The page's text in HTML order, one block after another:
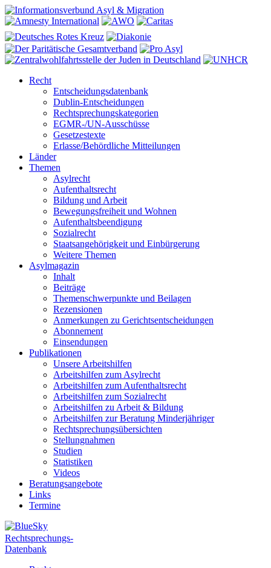
Recht
Entscheidungsdatenbank
Dublin-Entscheidungen
Rechtsprechungskategorien
EGMR-/UN-Ausschüsse
Gesetzestexte
Erlasse/Behördliche Mitteilungen
Länder
Themen
Asylrecht
Aufenthaltsrecht
Bildung und Arbeit
Bewegungsfreiheit und Wohnen
Aufenthaltsbeendigung
Sozialrecht
Staatsangehörigkeit und Einbürgerung
Weitere Themen
Asylmagazin
Inhalt
Beiträge
Themenschwerpunkte und Beilagen
Rezensionen
Anmerkungen zu Gerichtsentscheidungen
Abonnement
Einsendungen
Publikationen
Unsere Arbeitshilfen
Arbeitshilfen zum Asylrecht
Arbeitshilfen zum Aufenthaltsrecht
Arbeitshilfen zum Sozialrecht
Arbeitshilfen zu Arbeit & Bildung
Arbeitshilfen zur Beratung Minderjähriger
Rechtsprechungsübersichten
Stellungnahmen
Studien
Statistiken
Videos
Beratungsangebote
Links
Termine
Rechtsprechungs-
Datenbank